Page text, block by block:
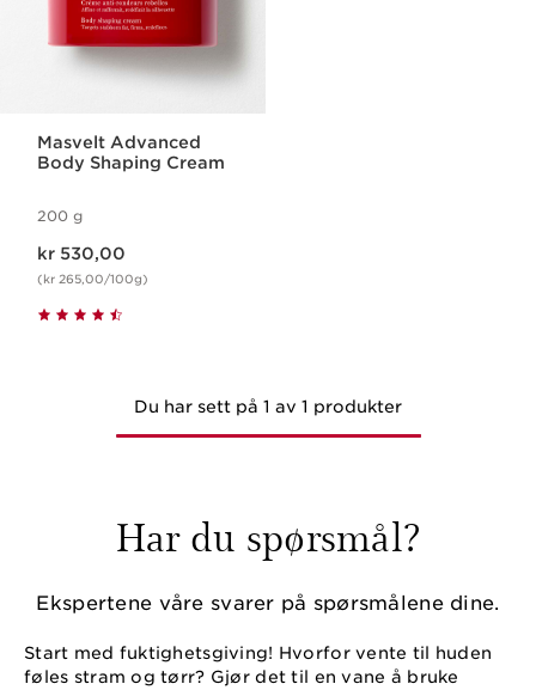
Masvelt Advanced
Body Shaping Cream
200 g
kr 530,00
(kr 265,00/100g)
Du har sett på 1 av 1 produkter
Har du spørsmål?
Ekspertene våre svarer på spørsmålene dine.
Start med fuktighetsgiving! Hvorfor vente til huden
føles stram og tørr? Gjør det til en vane å bruke